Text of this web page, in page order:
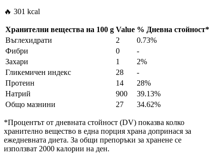
🔥 301 kcal
Хранителни вещества на 100 g Value % Дневна стойност*
Въглехидрати
2
0.73%
Фибри
0
-
Захари
1
2%
Гликемичен индекс
28
-
Протеин
14
28%
Натрий
900
39.13%
Общо мазнини
27 34.62%
*Процентът от дневната стойност (DV) показва колко
хранително вещество в една порция храна допринася за
ежедневната диета. За общи препоръки за хранене се
използват 2000 калории на ден.